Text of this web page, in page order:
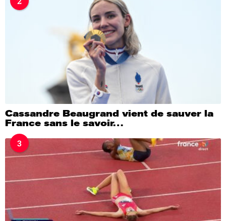
Cassandre Beaugrand vient de sauver la
France sans le savoir…
3